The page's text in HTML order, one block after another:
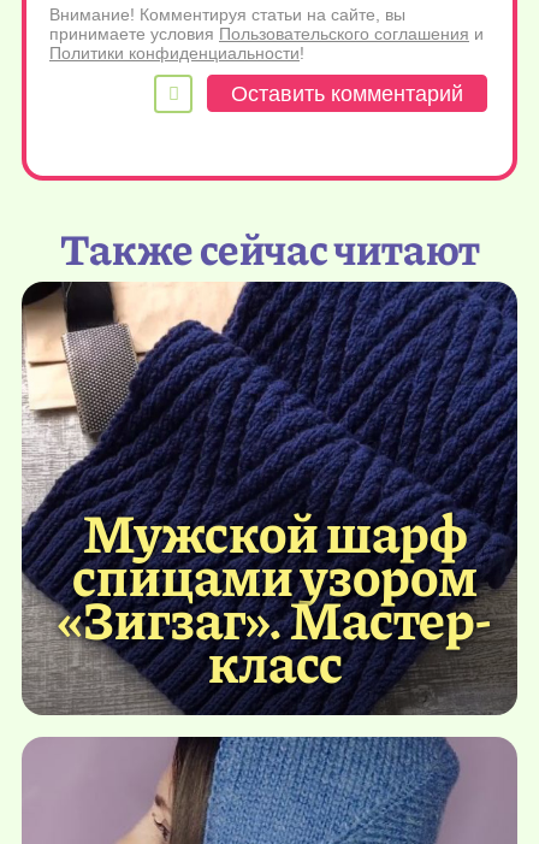
Внимание! Комментируя статьи на сайте, вы
принимаете условия Пользовательского соглашения и
Политики конфиденциальности!
Также сейчас читают
Мужской шарф
спицами узором
«Зигзаг». Мастер-
класс